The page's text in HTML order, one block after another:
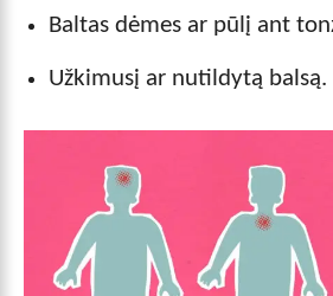
Baltas dėmes ar pūlį ant
Užkimusį ar nutildytą balsą.